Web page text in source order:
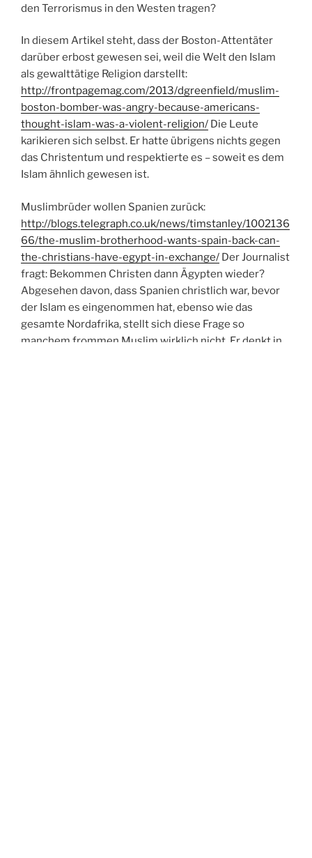
den Terrorismus in den Westen tragen?
In diesem Artikel steht, dass der Boston-Attentäter
darüber erbost gewesen sei, weil die Welt den Islam
als gewalttätige Religion darstellt:
http://frontpagemag.com/2013/dgreenfield/muslim-
boston-bomber-was-angry-because-americans-
thought-islam-was-a-violent-religion/ Die Leute
karikieren sich selbst. Er hatte übrigens nichts gegen
das Christentum und respektierte es – soweit es dem
Islam ähnlich gewesen ist.
Muslimbrüder wollen Spanien zurück:
http://blogs.telegraph.co.uk/news/timstanley/1002136
66/the-muslim-brotherhood-wants-spain-back-can-
the-christians-have-egypt-in-exchange/ Der Journalist
fragt: Bekommen Christen dann Ägypten wieder?
Abgesehen davon, dass Spanien christlich war, bevor
der Islam es eingenommen hat, ebenso wie das
gesamte Nordafrika, stellt sich diese Frage so
manchem frommen Muslim wirklich nicht. Er denkt in